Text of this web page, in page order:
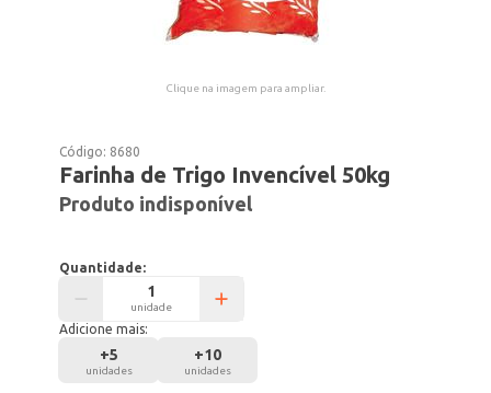
Clique na imagem para ampliar.
Código: 8680
Farinha de Trigo Invencível 50kg
Produto indisponível
Quantidade:
unidade
Adicione mais:
+5
unidades
+10
unidades